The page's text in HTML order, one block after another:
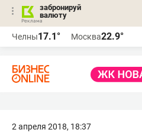
забронируй
валюту
Челны17.1° Москва22.9°
2 апреля 2018, 18:37